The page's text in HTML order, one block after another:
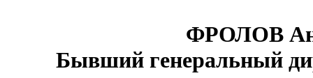
ФРОЛОВ
Бывший генеральный